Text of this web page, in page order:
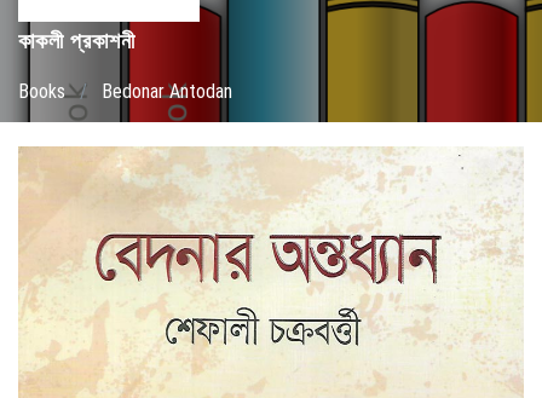
কাকলী প্রকাশনী
Books / Bedonar Antodan